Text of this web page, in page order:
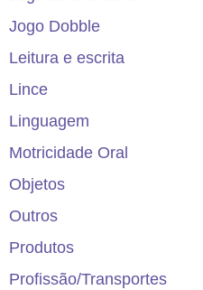
Jogo Dobble
Leitura e escrita
Lince
Linguagem
Motricidade Oral
Objetos
Outros
Produtos
Profissão/Transportes